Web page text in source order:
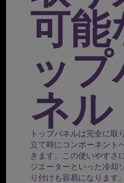
可能
ッ
ネル
トップパネルは完全に取
立て時にコンポーネント
きます。この使いやすさ
ジエーターといった冷却
り付けも容易になります。